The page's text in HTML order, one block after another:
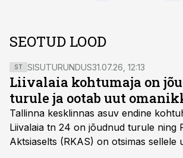
SEOTUD LOOD
ST SISUTURUNDUS31.07.26, 12:13
Liivalaia kohtumaja on
turule ja ootab uut
Tallinna kesklinnas asuv endine
Liivalaia tn 24 on jõudnud turule ning
Aktsiaselts (RKAS) on otsimas sellele